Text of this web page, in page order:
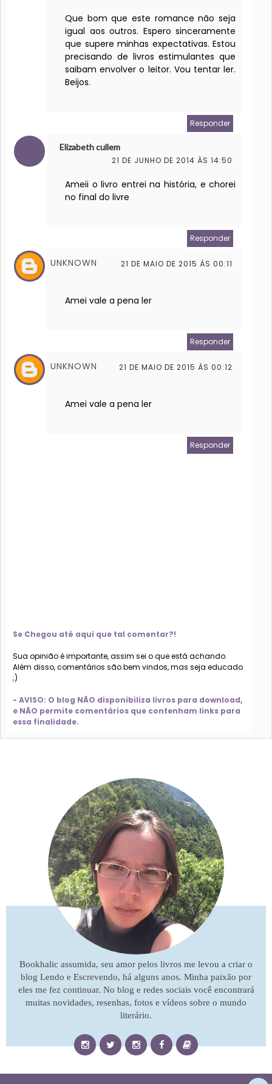
Que bom que este romance não seja
igual aos outros. Espero sinceramente
que supere minhas expectativas. Estou
precisando de livros estimulantes que
saibam envolver o leitor. Vou tentar ler.
Beijos.
Responder
Elizabeth cullem
21 DE JUNHO DE 2014 ÀS 14:50
Ameii o livro entrei na história, e chorei
no final do livre
Responder
UNKNOWN 21 DE MAIO DE 2015 ÀS 00:11
Amei vale a pena ler
Responder
UNKNOWN 21 DE MAIO DE 2015 ÀS 00:12
Amei vale a pena ler
Responder
Se Chegou até aqui que tal comentar?!
Sua opinião é importante, assim sei o que está achando.
Além disso, comentários são bem vindos, mas seja educado
;)
- AVISO: O blog NÃO disponibiliza livros para download,
e NÃO permite comentários que contenham links para
essa finalidade.
Bookhalic assumida, seu amor pelos livros me levou a criar o
blog Lendo e Escrevendo, há alguns anos. Minha paixão por
eles me fez continuar. No blog e redes sociais você encontrará
muitas novidades, resenhas, fotos e vídeos sobre o mundo
literário.